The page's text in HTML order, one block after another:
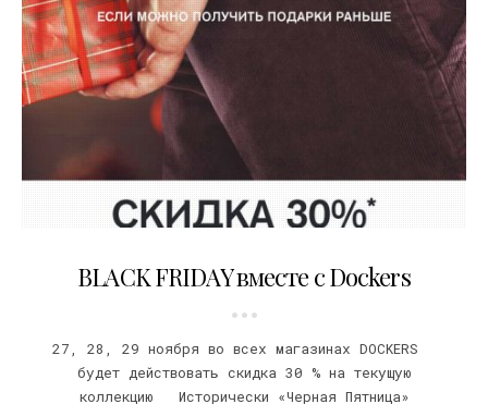
BLACK FRIDAY вместе с Dockers
27, 28, 29 ноября во всех магазинах DOCKERS
будет действовать скидка 30 % на текущую
коллекцию Исторически «Черная Пятница»